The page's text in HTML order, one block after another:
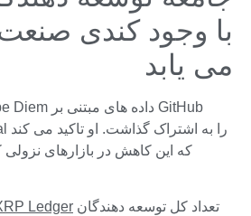
با وجود کندی
می یابد
که این کاهش در بازارهای نزولی
Ledger